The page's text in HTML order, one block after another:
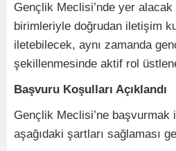
Gençlik Meclisi’nde yer
birimleriyle doğrudan iletişim
iletebilecek, aynı zamanda
şekillenmesinde aktif rol
Başvuru Koşulları Açıklandı
Gençlik Meclisi’ne başvurmak
aşağıdaki şartları sağlaması